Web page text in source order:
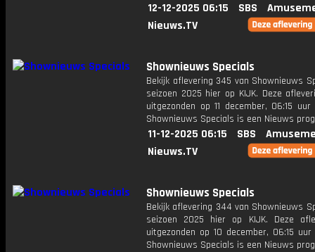
12-12-2025 06:15 SBS
Nieuws.TV
Shownieuws Specials
Bekijk aflevering 345 van Shownieuws
seizoen 2025 hier op KIJK. Deze
uitgezonden op 11 december, 06:15
Shownieuws Specials is een Nieuws
11-12-2025 06:15 SBS
Nieuws.TV
Shownieuws Specials
Bekijk aflevering 344 van Shownieuws
seizoen 2025 hier op KIJK. Deze
uitgezonden op 10 december, 06:15
Shownieuws Specials is een Nieuws